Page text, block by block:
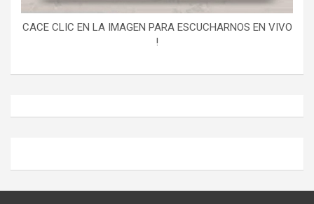
CACE CLIC EN LA IMAGEN PARA ESCUCHARNOS EN VIVO
!